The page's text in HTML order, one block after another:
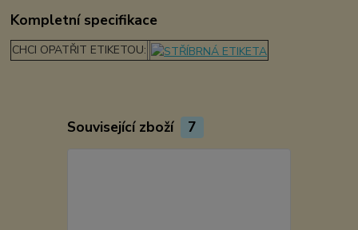
Kompletní specifikace
CHCI OPATŘIT ETIKETOU:
Související zboží 7